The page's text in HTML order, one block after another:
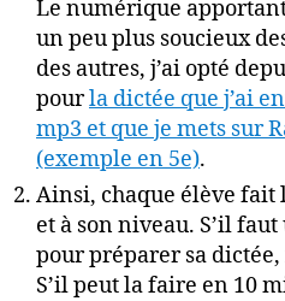
Le numérique
un peu plus soucieux
des autres, j’ai opté
pourla dictée que j’ai
mp3 et que je mets sur
(exemple en 5e).
Ainsi, chaque élève fait
et à son niveau. S’il
pour préparer sa
S’il peut la faire en 10